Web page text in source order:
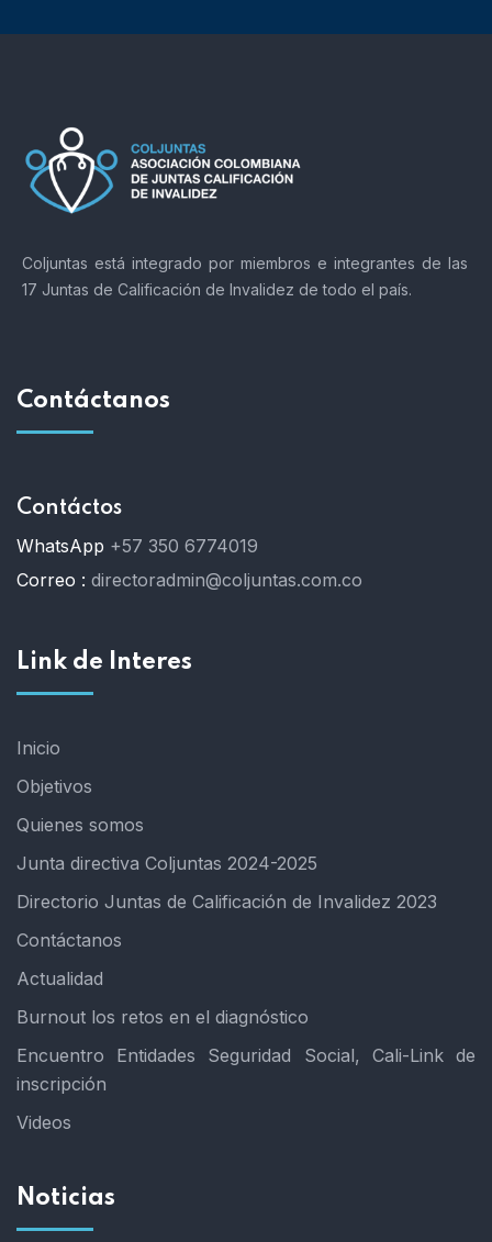
Coljuntas está integrado por miembros e integrantes de las
17 Juntas de Calificación de Invalidez de todo el país.
Contáctanos
Contáctos
WhatsApp +57 350 6774019
Correo : directoradmin@coljuntas.com.co
Link de Interes
Inicio
Objetivos
Quienes somos
Junta directiva Coljuntas 2024-2025
Directorio Juntas de Calificación de Invalidez 2023
Contáctanos
Actualidad
Burnout los retos en el diagnóstico
Encuentro Entidades Seguridad Social, Cali-Link de
inscripción
Videos
Noticias